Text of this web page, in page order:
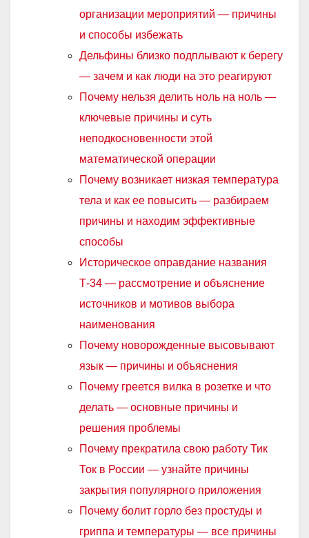
организации мероприятий — причины
и способы избежать
Дельфины близко подплывают к берегу
— зачем и как люди на это реагируют
Почему нельзя делить ноль на ноль —
ключевые причины и суть
неподкосновенности этой
математической операции
Почему возникает низкая температура
тела и как ее повысить — разбираем
причины и находим эффективные
способы
Историческое оправдание названия
Т-34 — рассмотрение и объяснение
источников и мотивов выбора
наименования
Почему новорожденные высовывают
язык — причины и объяснения
Почему греется вилка в розетке и что
делать — основные причины и
решения проблемы
Почему прекратила свою работу Тик
Ток в России — узнайте причины
закрытия популярного приложения
Почему болит горло без простуды и
гриппа и температуры — все причины